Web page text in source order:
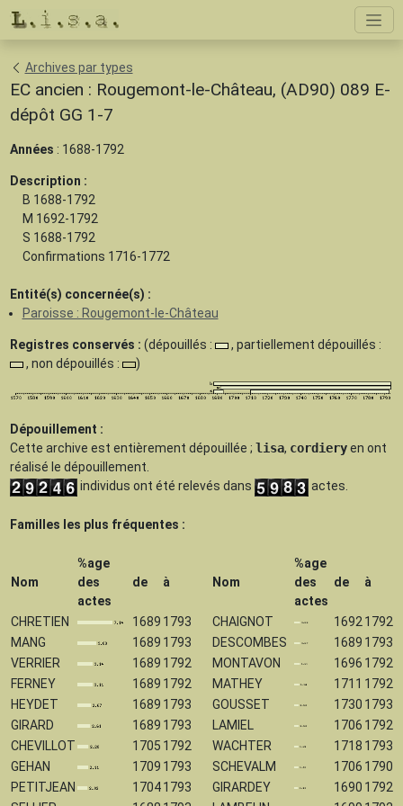
Archives par types
EC ancien : Rougemont-le-Château, (AD90) 089 E-
dépôt GG 1-7
Années : 1688-1792
Description :
B 1688-1792
M 1692-1792
S 1688-1792
Confirmations 1716-1772
Entité(s) concernée(s) :
Paroisse : Rougemont-le-Château
Registres conservés : (dépouillés :
, partiellement dépouillés :
, non dépouillés :
)
Dépouillement :
Cette archive est entièrement dépouillée ; lisa, cordieryen ont
réalisé le dépouillement.
individus ont été relevés dans
actes.
Familles les plus fréquentes :
Nom
%age
des
actes
de à
CHRETIEN 1689 1793
MANG
1689 1793
VERRIER
1689 1792
FERNEY
1689 1792
HEYDET
1689 1793
GIRARD
1689 1793
CHEVILLOT
1705 1792
GEHAN
1709 1793
PETITJEAN
1704 1793
Nom
%age
des
actes
de à
CHAIGNOT 1692 1792
DESCOMBES
1689 1793
MONTAVON
1696 1792
MATHEY
1711 1792
GOUSSET
1730 1793
LAMIEL
1706 1792
WACHTER
1718 1793
SCHEVALM
1706 1790
GIRARDEY
1690 1792